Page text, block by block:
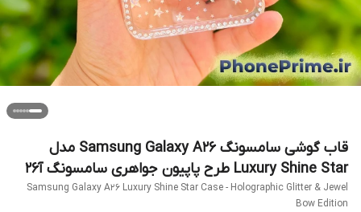
قاب گوشی سامسونگ Samsung Galaxy A26 مدل
Luxury Shine Star طرح پاپیون جواهری سامسونگ آ2۶
Samsung Galaxy A26 Luxury Shine Star Case - Holographic Glitter & Jewel
Bow Edition